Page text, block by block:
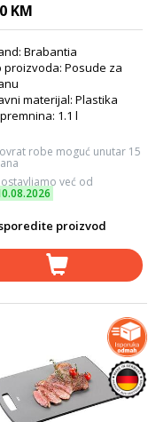
KM
Brabantia
proizvoda: Posude za
materijal: Plastika
1.1 l
robe moguć unutar 15
već od
proizvod